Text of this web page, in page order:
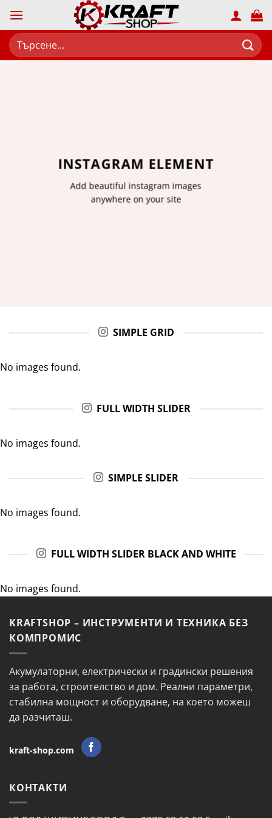
content
Търсене
за:
INSTAGRAM ELEMENT
Add beautiful instagram images
anywhere on your site
SIMPLE GRID
No images found.
FULL WIDTH SLIDER
No images found.
SIMPLE SLIDER
No images found.
FULL WIDTH SLIDER BLACK AND WHITE
No images found.
KRAFTSHOP – ИНСТРУМЕНТИ И ТЕХНИКА БЕЗ
КОМПРОМИС
Акумулаторни, електрически и градински решения
за работа, строителство и дом. Реални параметри,
стабилна мощност и оборудване, на което можеш
да разчиташ.
kraft-shop.com
КОНТАКТИ